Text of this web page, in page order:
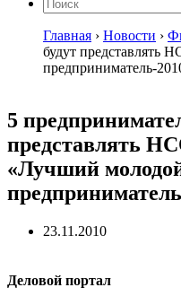
Главная › Новости ›
будут представлять
предприниматель-
5
представлять
«Лучший
23.11.2010
Деловой портал